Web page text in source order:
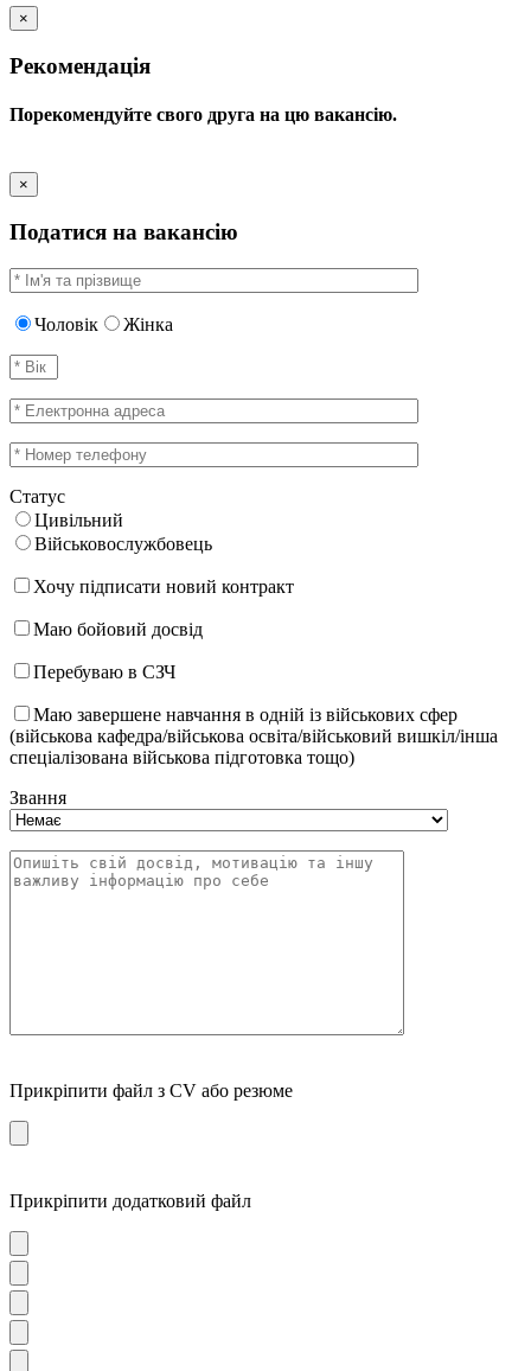
×
Рекомендація
Порекомендуйте свого друга на цю вакансію.
×
Податися на вакансію
Чоловік Жінка
Статус
Цивільний
Військовослужбовець
Хочу підписати новий контракт
Маю бойовий досвід
Перебуваю в СЗЧ
Маю завершене навчання в одній із військових сфер
(військова кафедра/військова освіта/військовий вишкіл/інша
спеціалізована військова підготовка тощо)
Звання
Прикріпити файл з CV або резюме
Прикріпити додатковий файл